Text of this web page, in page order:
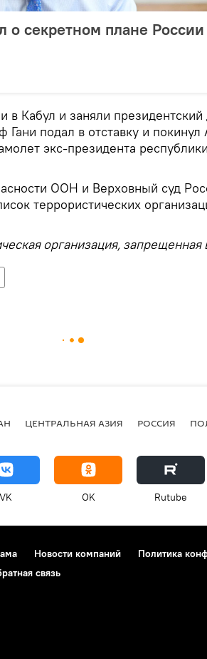
о секретном плане
в Кабул и заняли президентский
Гани подал в отставку и
экс-президента
ООН и Верховный суд
террористических
организация, запрещенная
ЦЕНТРАЛЬНАЯ АЗИЯ РОССИЯ
VK OK Rutube
Новости компаний Политика
связь